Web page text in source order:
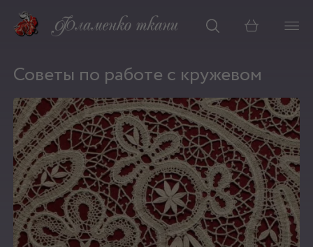
Корзина
Советы по работе с кружевом